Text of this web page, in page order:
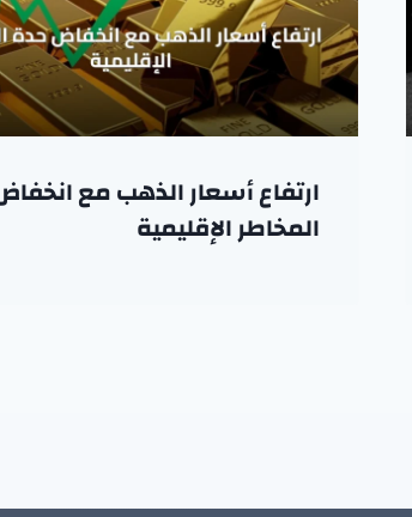
ارتفاع أسعار الذهب مع
المخاطر الإقليمية